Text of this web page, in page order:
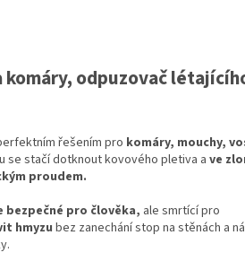
komáry, odpuzovač
řešením pro komáry, mouchy,
se stačí dotknout kovového pletiva a ve
proudem.
pro člověka, ale smrtící pro
hmyzu bez zanechání stop na stěnách a